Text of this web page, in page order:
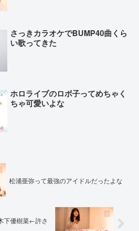
さっきカラオケでBUMP40曲くら
い歌ってきた
ホロライブのロボ子ってめちゃく
ちゃ可愛いよな
松浦亜弥って最強のアイドルだったよな
優樹菜←許さ